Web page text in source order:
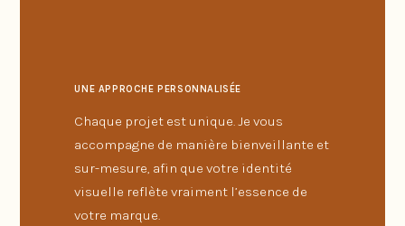
UNE APPROCHE PERSONNALISÉE
Chaque projet est unique. Je vous
accompagne de manière bienveillante et
sur-mesure, afin que votre identité
visuelle reflète vraiment l’essence de
votre marque.